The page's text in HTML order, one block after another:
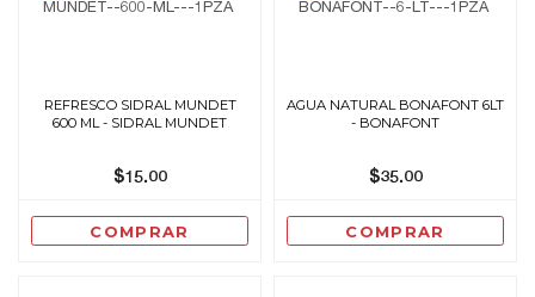
REFRESCO SIDRAL MUNDET
600 ML - SIDRAL MUNDET
$15.00
COMPRAR
AGUA NATURAL BONAFONT 6LT
- BONAFONT
$35.00
COMPRAR